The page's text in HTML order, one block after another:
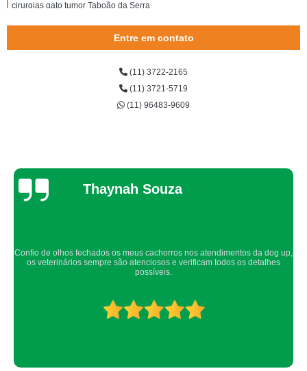
cirurgias gato tumor Taboão da Serra
cirurgia catarata gato Vila Olímpia
veterinário para cirurgia de gato Brooklin
veterinário para cirurgia de gato Embu
qual o preço de cirurgia gato Jardim Pirajussara
cirurgia de gato castrado Vila Sônia
veterinário para cirurgia catarata gato Campo Limpo
veterinário para cirurgia de piometra em gato Morumbi
Entre em contato
(11) 3722-2165
(11) 3721-5719
(11) 96483-9609
Thaynah Souza
Confio de olhos fechados os meus cachorros nos atendimentos da dog up,
os veterinários sempre são atenciosos e verificam todos os detalhes
possíveis.